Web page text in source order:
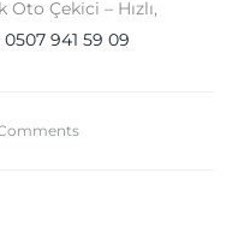
Oto Çekici – Hızlı,
0507 941 59 09